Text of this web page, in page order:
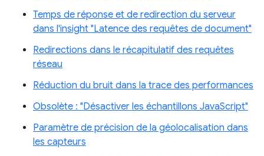
Temps de réponse et de redirection du serveur
dans l'insight "Latence des requêtes de document"
Redirections dans le récapitulatif des requêtes
réseau
Réduction du bruit dans la trace des performances
Obsolète : "Désactiver les échantillons JavaScript"
Paramètre de précision de la géolocalisation dans
les capteurs